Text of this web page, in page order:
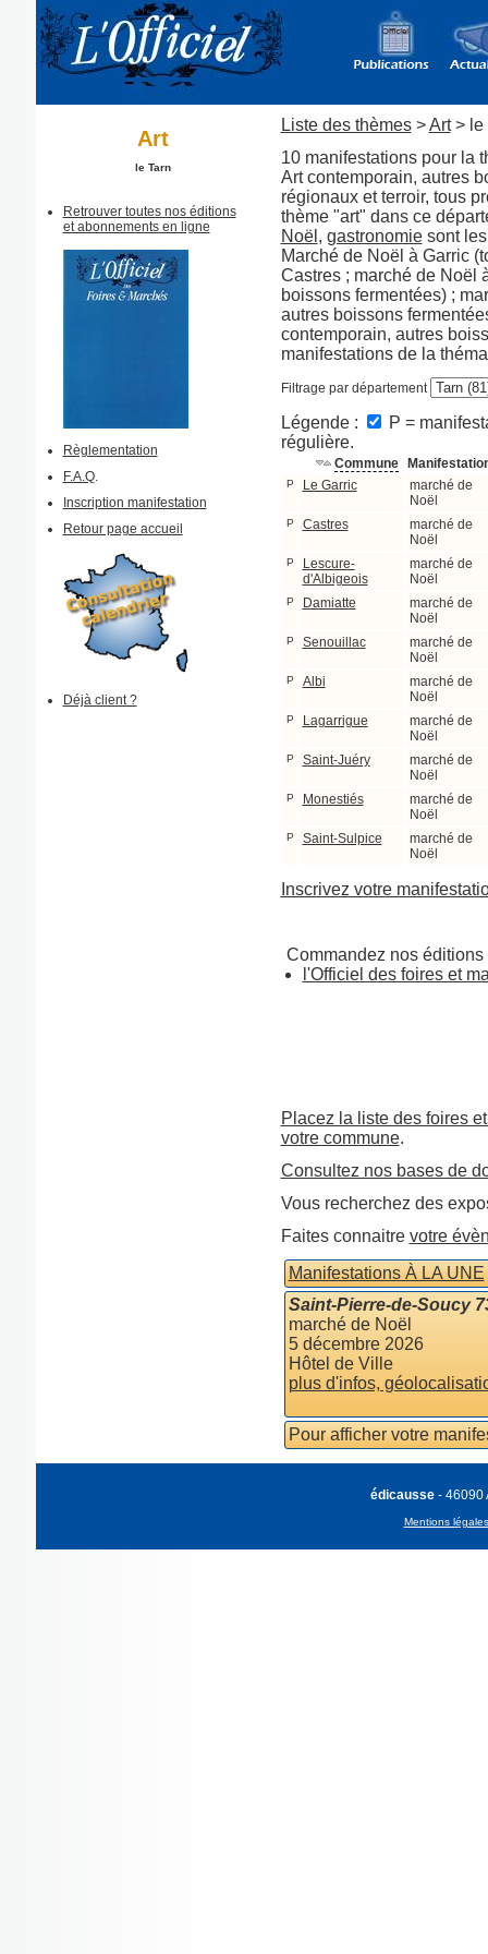
Art
le Tarn
Retrouver toutes nos éditions
et abonnements en ligne
Règlementation
F.A.Q.
Inscription manifestation
Retour page accueil
Déjà client ?
Liste des thèmes>Art> le
10 manifestations pour la
Art contemporain, autres
régionaux et terroir, tous
thème "art" dans ce
Noël , gastronomiesont
Marché de Noël à Garric
Castres ; marché de Noël
boissons fermentées) ;
autres boissons
contemporain, autres
manifestations de la
Filtrage par département
Légende :
P =
régulière.
Commune
P Le Garric
marché de
Noël
P Castres
marché de
Noël
P
Lescure-
d'Albigeois
marché de
Noël
P Damiatte
marché de
Noël
P Senouillac
marché de
Noël
P Albi
marché de
Noël
P Lagarrigue
marché de
Noël
P Saint-Juéry
marché de
Noël
P Monestiés
marché de
Noël
P Saint-Sulpice
marché de
Noël
Inscrivez votre
Commandez nos éditions
l'Officiel des foires et
Placez la liste des foires
votre commune.
Consultez nos bases de
Vous recherchez des
Faites connaitre votre
Manifestations À LA UNE
Saint-Pierre-de-Soucy
marché de Noël
5 décembre 2026
Hôtel de Ville
plus d'infos,
Pour afficher votre
édicausse - 46090
Mentions légales